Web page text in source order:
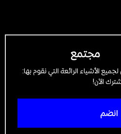
مجتمع
الأشياء الرائعة التي نقوم بها:
الآن!
انضم